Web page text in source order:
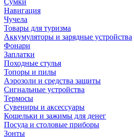
Сумки
Навигация
Чучела
Товары для туризма
Аккумуляторы и зарядные устройства
Фонари
Заплатки
Походные стулья
Топоры и пилы
Аэрозоли и средства защиты
Сигнальные устройства
Термосы
Сувениры и аксессуары
Кошельки и зажимы для денег
Посуда и столовые приборы
Зонты